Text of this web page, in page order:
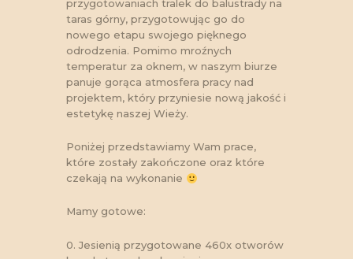
przygotowaniach tralek do balustrady na
taras górny, przygotowując go do
nowego etapu swojego pięknego
odrodzenia. Pomimo mroźnych
temperatur za oknem, w naszym biurze
panuje gorąca atmosfera pracy nad
projektem, który przyniesie nową jakość i
estetykę naszej Wieży.
Poniżej przedstawiamy Wam prace,
które zostały zakończone oraz które
czekają na wykonanie
Mamy gotowe:
0. Jesienią przygotowane 460x otworów